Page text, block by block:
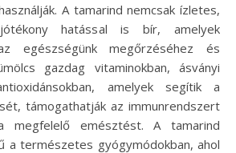
A tamarind nemcsak ízletes,
hatással is bír, amelyek
egészségünk megőrzéséhez és
gazdag vitaminokban, ásványi
amelyek segítik a
támogathatják az immunrendszert
megfelelő emésztést. A tamarind
a természetes gyógymódokban, ahol